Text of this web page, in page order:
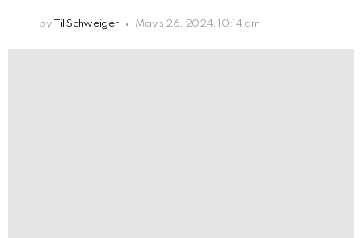
by Til Schweiger Mayıs 26, 2024, 10:14 am